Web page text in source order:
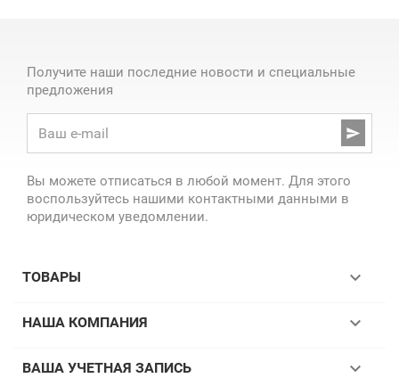
Получите наши последние новости и специальные
предложения

Вы можете отписаться в любой момент. Для этого
воспользуйтесь нашими контактными данными в
юридическом уведомлении.
ТОВАРЫ 
НАША КОМПАНИЯ 
ВАША УЧЕТНАЯ ЗАПИСЬ 